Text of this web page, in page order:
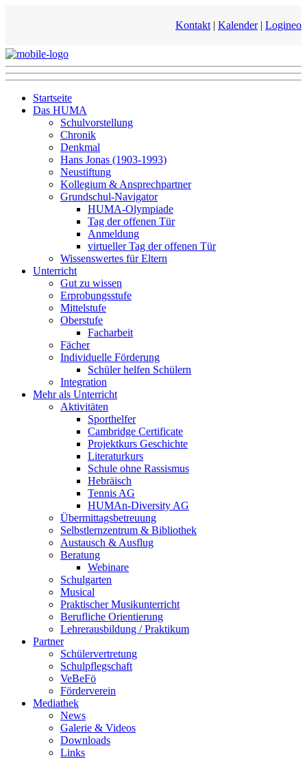
Kontakt | Kalender| Logineo
Startseite
Das HUMA
Schulvorstellung
Chronik
Denkmal
Hans Jonas (1903-1993)
Neustiftung
Kollegium & Ansprechpartner
Grundschul-Navigator
HUMA-Olympiade
Tag der offenen Tür
Anmeldung
virtueller Tag der offenen Tür
Wissenswertes für Eltern
Unterricht
Gut zu wissen
Erprobungsstufe
Mittelstufe
Oberstufe
Facharbeit
Fächer
Individuelle Förderung
Schüler helfen Schülern
Integration
Mehr als Unterricht
Aktivitäten
Sporthelfer
Cambridge Certificate
Projektkurs Geschichte
Literaturkurs
Schule ohne Rassismus
Hebräisch
Tennis AG
HUMAn-Diversity AG
Übermittagsbetreuung
Selbstlernzentrum & Bibliothek
Austausch & Ausflug
Beratung
Webinare
Schulgarten
Musical
Praktischer Musikunterricht
Berufliche Orientierung
Lehrerausbildung / Praktikum
Partner
Schülervertretung
Schulpflegschaft
VeBeFö
Förderverein
Mediathek
News
Galerie & Videos
Downloads
Links